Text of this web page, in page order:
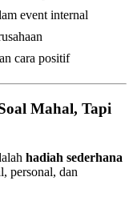
event internal
cara positif
Mahal, Tapi
hadiah sederhana
personal, dan